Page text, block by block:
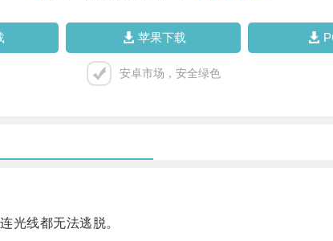
苹果下载
安卓市场，安全绿色
线都无法逃脱。